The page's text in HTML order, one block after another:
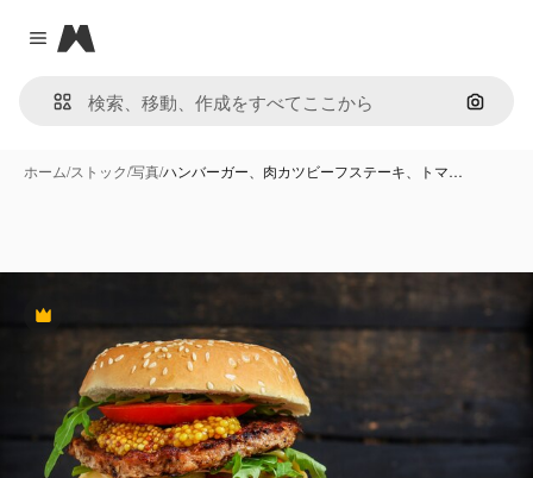
Close menu
Magnific
画像で
ホーム/ストック/写真/ハンバーガー、肉カツビーフステーキ、トマ…
Premium